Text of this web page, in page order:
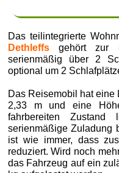
Das teilintegrierte
Dethleffsgehört zur
serienmäßig über 2
optional um 2
Das Reisemobil hat eine
2,33 m und eine
fahrbereiten
serienmäßige Zuladung
ist wie immer, dass
reduziert. Wird noch
das Fahrzeug auf ein